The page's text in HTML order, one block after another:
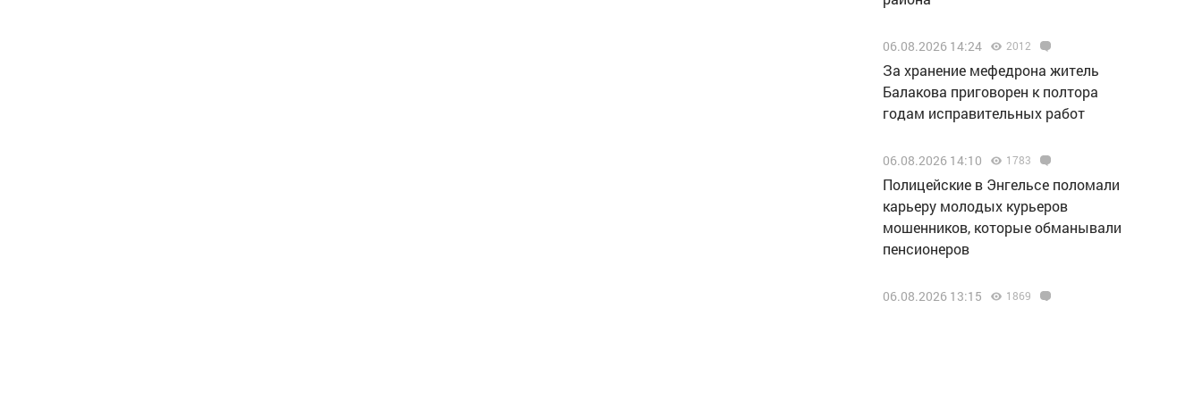
06.08.2026 14:24 2012
За хранение мефедрона житель
Балакова приговорен к полтора
годам исправительных работ
06.08.2026 14:10 1783
Полицейские в Энгельсе поломали
карьеру молодых курьеров
мошенников, которые обманывали
пенсионеров
06.08.2026 13:15 1869